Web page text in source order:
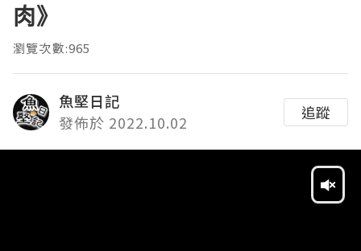
肉》
瀏覽次數:965
魚堅日記
發佈於 2022.10.02
追蹤